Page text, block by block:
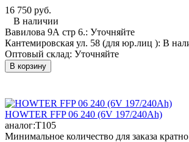
16 750 руб.
В наличии
Вавилова 9А стр 6.: Уточняйте
Кантемировская ул. 58 (для юр.лиц ): В
Оптовый склад: Уточняйте
В корзину
HOWTER FFP 06 240 (6V 197/240Ah)
аналог:T105
Минимальное количество для заказа